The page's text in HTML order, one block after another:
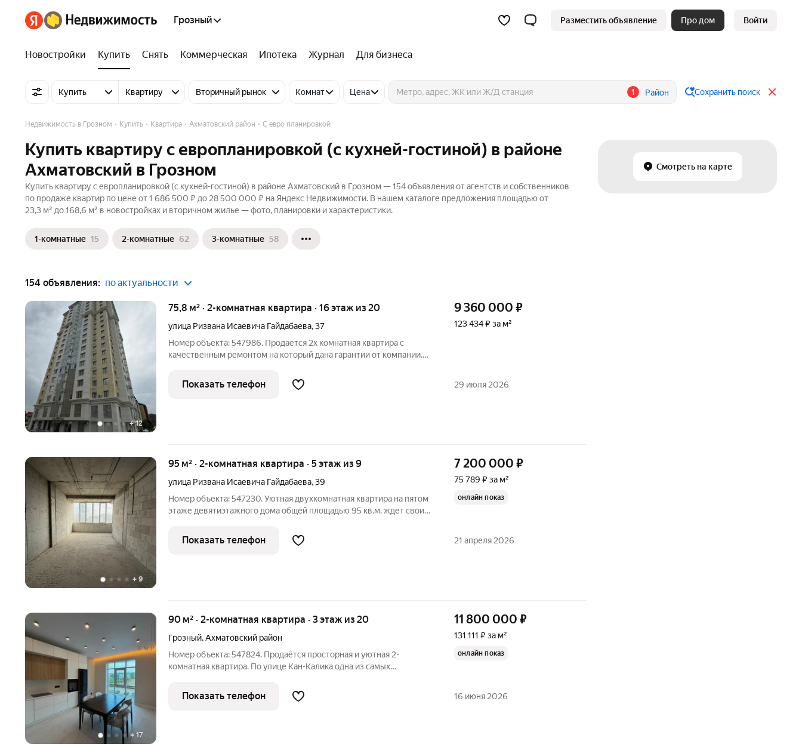
Грозный Разместить объявление Про дом Войти
Новостройки Купить Снять Коммерческая Ипотека Журнал Для бизнеса
Купить Квартиру Вторичный рынок Комнат Цена 1 Район Сохранить поиск
Смотреть на карте
Недвижимость в Грозном Купить Квартира Ахматовский район С евро планировкой
Купить квартиру с европланировкой (с кухней-гостиной) в районе
Ахматовский в Грозном
Купить квартиру с европланировкой (с кухней-гостиной) в районе Ахматовский в Грозном — 154 объявления от агентств и собственников
по продаже квартир по цене от 1 686 500 ₽ до 28 500 000 ₽ на Яндекс Недвижимости. В нашем каталоге предложения площадью от
23,3 м² до 168,6 м² в новостройках и вторичном жилье — фото, планировки и характеристики.
1-комнатные 15 2-комнатные 62 3-комнатные 58
154 объявления: по актуальности
+12
75,8 м² · 2-комнатная квартира · 16 этаж из 20
улица Ризвана Исаевича Гайдабаева,37
Номер объекта: 547986. Продается 2х комнатная квартира с
качественным ремонтом на который дана гарантии от компании.
инфраструктурой. Современный дизайн дома и двора, который не
оставит никого
9 360 000 ₽
123 434 ₽ за м²
Показать телефон 29 июля 2026
+ 9
95 м² · 2-комнатная квартира · 5 этаж из 9
улица Ризвана Исаевича Гайдабаева,39
Номер объекта: 547230. Уютная двухкомнатная квартира на пятом
этаже девятиэтажного дома общей площадью 95 кв.м. ждет своих
приобрести квартиру без ремонта, чтобы воплотить в жизнь свои
7 200 000 ₽
75 789 ₽ за м²
онлайн показ
Показать телефон 21 апреля 2026
+ 17
90 м² · 2-комнатная квартира · 3 этаж из 20
Грозный,Ахматовский район
Номер объекта: 547824. Продаётся просторная и уютная 2-
комнатная квартира. По улице Кан-Калика одна из самых
качественный евроремонт Полностью меблирована вся мебель и
техника новые Совмещённый
11 800 000 ₽
131 111 ₽ за м²
онлайн показ
Показать телефон 16 июня 2026